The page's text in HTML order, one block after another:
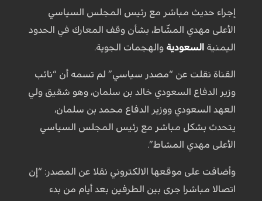
إجراء حديث مباشر مع رئيس المجلس السياسي
الأعلى مهدي المشّاط، بشأن وقف المعارك في الحدود
اليمنية السعودية والهجمات الجوية.
القناة نقلت عن “مصدر سياسي” لم تسمه أن “نائب
وزير الدفاع السعودي خالد بن سلمان، وهو شقيق ولي
العهد السعودي ووزير الدفاع محمد بن سلمان،
يتحدث بشكل مباشر مع رئيس المجلس السياسي
الأعلى مهدي المشاط”.
وأضافت على موقعها الالكتروني نقلا عن المصدر: “إن
اتصالا مباشرا جرى بين الطرفين بعد أيام من بدء